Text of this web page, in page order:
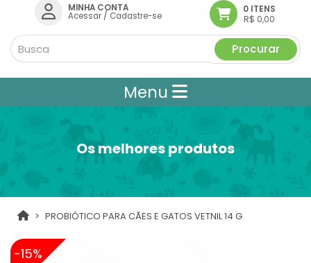
MINHA CONTA
Acessar/ Cadastre-se
0 ITENS
R$ 0,00
Procurar
Menu
Os melhores produtos
PROBIÓTICO PARA CÃES E GATOS VETNIL 14 G
-15%